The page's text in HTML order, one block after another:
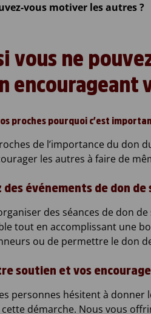
vous motiver les autres ?
vous ne
encourageant
proches pourquoi c’est
de l’importance du don
les autres à faire de
des événements de don de
des séances de don
tout en accomplissant une
ou de permettre le don
soutien et vos
personnes hésitent à donner
démarche. Nous vous